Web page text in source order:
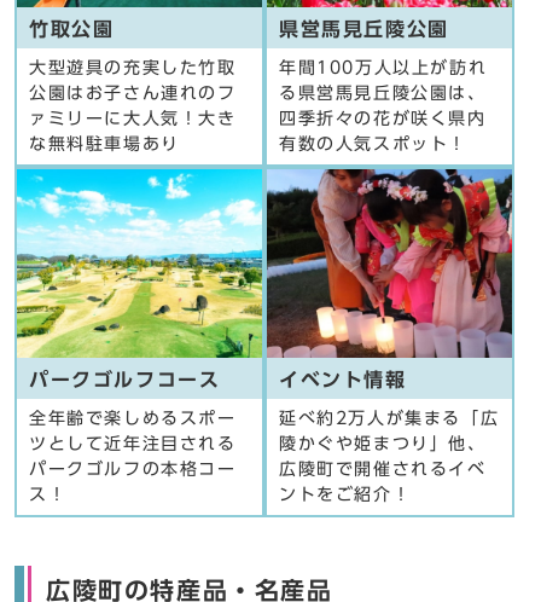
竹取公園
大型遊具の充実した竹取
公園はお子さん連れのフ
ァミリーに大人気！大き
な無料駐車場あり
県営馬見丘陵公園
年間100万人以上が訪れ
る県営馬見丘陵公園は、
四季折々の花が咲く県内
有数の人気スポット！
パークゴルフコース
全年齢で楽しめるスポー
ツとして近年注目される
パークゴルフの本格コー
ス！
イベント情報
延べ約2万人が集まる「広
陵かぐや姫まつり」他、
広陵町で開催されるイベ
ントをご紹介！
広陵町の特産品・名産品